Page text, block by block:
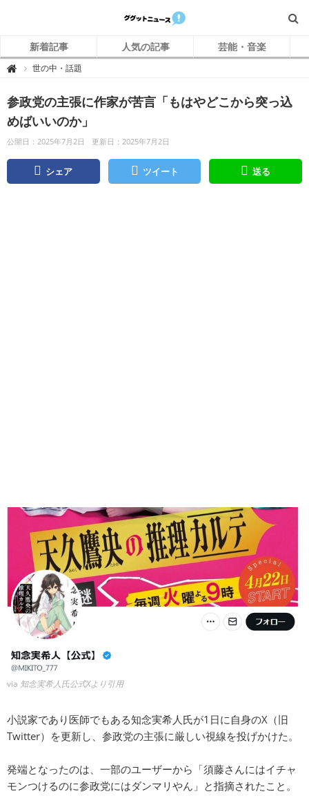
新着記事 人気の記事 芸能・音楽
 グ
ニ
ュ
ー
ス
世の中・話題
参政党の主張に作家が苦言「もはやどこから突っ込
めばいいのか」
公開日：2025年7月2日 更新日：2025年7月2日
シェア ツイート 送る
via 知念実希人氏公式Xより引用
小説家であり医師でもある知念実希人氏が1日に自身のX（旧
Twitter）を更新し、参政党の主張に厳しい視線を投げかけた。
発端となったのは、一部のユーザーから「須藤さんにはイチャ
モンつけるのに参政党にはダンマリやん」と指摘されたこと。